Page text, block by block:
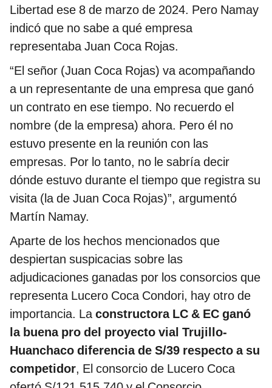
Libertad ese 8 de marzo de 2024. Pero Namay
indicó que no sabe a qué empresa
representaba Juan Coca Rojas.
“El señor (Juan Coca Rojas) va acompañando
a un representante de una empresa que ganó
un contrato en ese tiempo. No recuerdo el
nombre (de la empresa) ahora. Pero él no
estuvo presente en la reunión con las
empresas. Por lo tanto, no le sabría decir
dónde estuvo durante el tiempo que registra su
visita (la de Juan Coca Rojas)”, argumentó
Martín Namay.
Aparte de los hechos mencionados que
despiertan suspicacias sobre las
adjudicaciones ganadas por los consorcios que
representa Lucero Coca Condori, hay otro de
importancia. Laconstructora LC & EC ganó
la buena pro del proyecto vial Trujillo-
Huanchaco diferencia de S/39 respecto a su
competidor, El consorcio de Lucero Coca